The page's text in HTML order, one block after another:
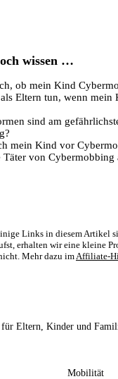
wissen …
ob mein Kind
Eltern tun, wenn mein
sind am
mein Kind vor
von Cybermobbing
Links in diesem Artikel
erhalten wir eine kleine
Mehr dazu im Affiliate-
für Eltern, Kinder und
Mobilität